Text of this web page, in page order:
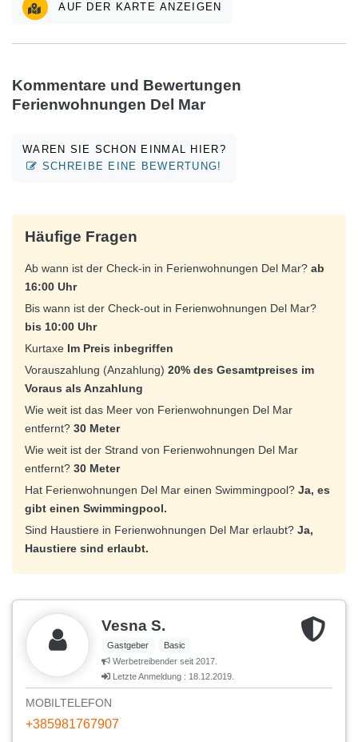
AUF DER KARTE ANZEIGEN
Kommentare und Bewertungen
Ferienwohnungen Del Mar
WAREN SIE SCHON EINMAL HIER?
SCHREIBE EINE BEWERTUNG!
Häufige Fragen
Ab wann ist der Check-in in Ferienwohnungen Del Mar? ab
16:00 Uhr
Bis wann ist der Check-out in Ferienwohnungen Del Mar?
bis 10:00 Uhr
Kurtaxe Im Preis inbegriffen
Vorauszahlung (Anzahlung) 20% des Gesamtpreises im
Voraus als Anzahlung
Wie weit ist das Meer von Ferienwohnungen Del Mar
entfernt? 30 Meter
Wie weit ist der Strand von Ferienwohnungen Del Mar
entfernt? 30 Meter
Hat Ferienwohnungen Del Mar einen Swimmingpool? Ja, es
gibt einen Swimmingpool.
Sind Haustiere in Ferienwohnungen Del Mar erlaubt? Ja,
Haustiere sind erlaubt.
Vesna S.
Gastgeber
Basic
Werbetreibender seit 2017.
Letzte Anmeldung : 18.12.2019.
MOBILTELEFON
+385981767907